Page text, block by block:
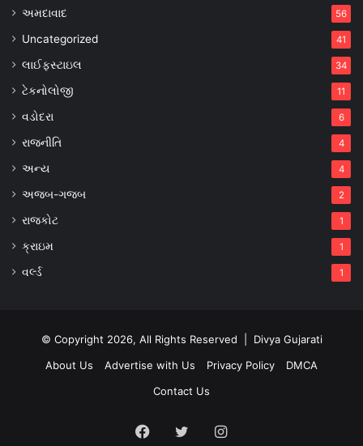
અમદાવાદ 56
Uncategorized 41
લાઈફસ્ટાઇલ 34
ટેકનોલોજી 11
વડોદરા 6
રાજનીતિ 4
અન્ય 4
અજબ-ગજબ 2
રાજકોટ 1
ક્રાઇમ 1
વર્લ્ડ 1
© Copyright 2026, All Rights Reserved | Divya Gujarati
About Us
Advertise with Us Privacy Policy
DMCA
Contact Us
Facebook
TwitterInstagram